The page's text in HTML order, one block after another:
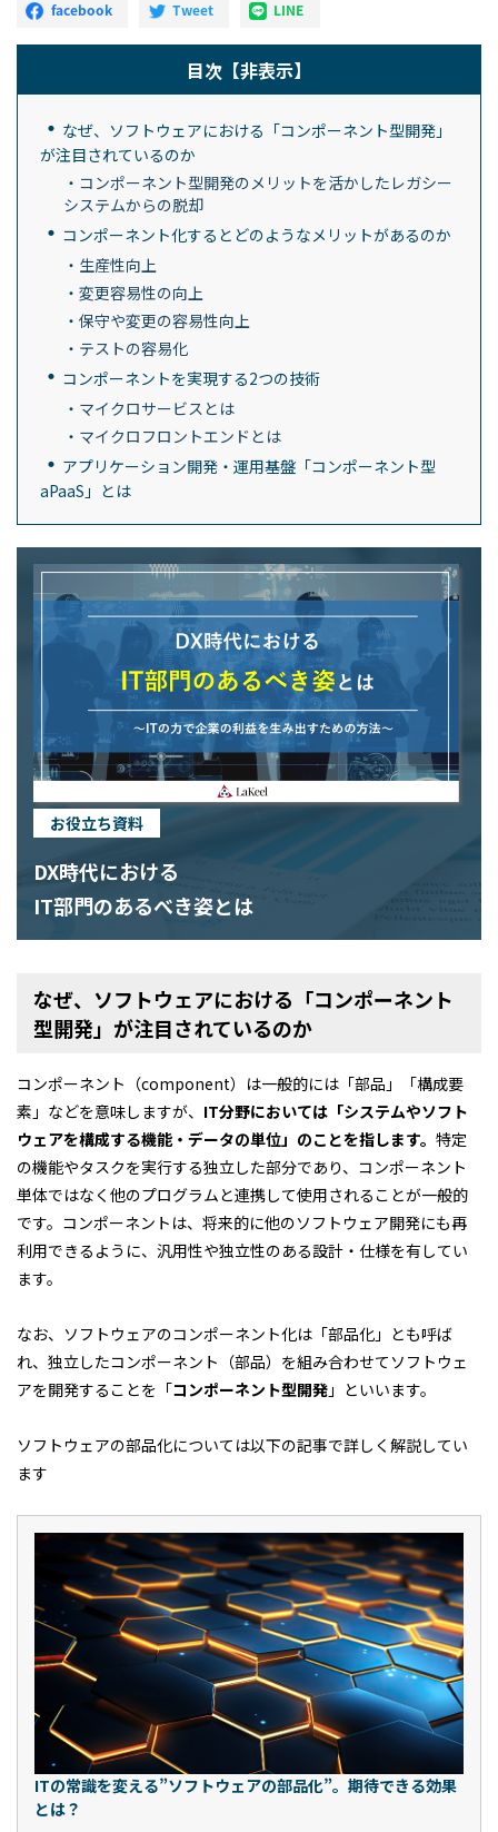
目次 【非表示】
なぜ、ソフトウェアにおける「コンポーネント型開発」
が注目されているのか
コンポーネント型開発のメリットを活かしたレガシー
システムからの脱却
コンポーネント化するとどのようなメリットがあるのか
生産性向上
変更容易性の向上
保守や変更の容易性向上
テストの容易化
コンポーネントを実現する2つの技術
マイクロサービスとは
マイクロフロントエンドとは
アプリケーション開発・運用基盤「コンポーネント型
aPaaS」とは
お役立ち資料
DX時代における
IT部門のあるべき姿とは
なぜ、ソフトウェアにおける「コンポーネント
型開発」が注目されているのか
コンポーネント（component）は一般的には「部品」「構成要
素」などを意味しますが、 IT分野においては「システムやソフト
ウェアを構成する機能・データの単位」のことを指します。 特定
の機能やタスクを実行する独立した部分であり、コンポーネント
単体ではなく他のプログラムと連携して使用されることが一般的
です。コンポーネントは、将来的に他のソフトウェア開発にも再
利用できるように、汎用性や独立性のある設計・仕様を有してい
ます。
なお、ソフトウェアのコンポーネント化は「部品化」とも呼ば
れ、独立したコンポーネント（部品）を組み合わせてソフトウェ
アを開発することを「コンポーネント型開発 」といいます。
ソフトウェアの部品化については以下の記事で詳しく解説してい
ます
ITの常識を変える”ソフトウェアの部品化”。期待できる効果
とは？